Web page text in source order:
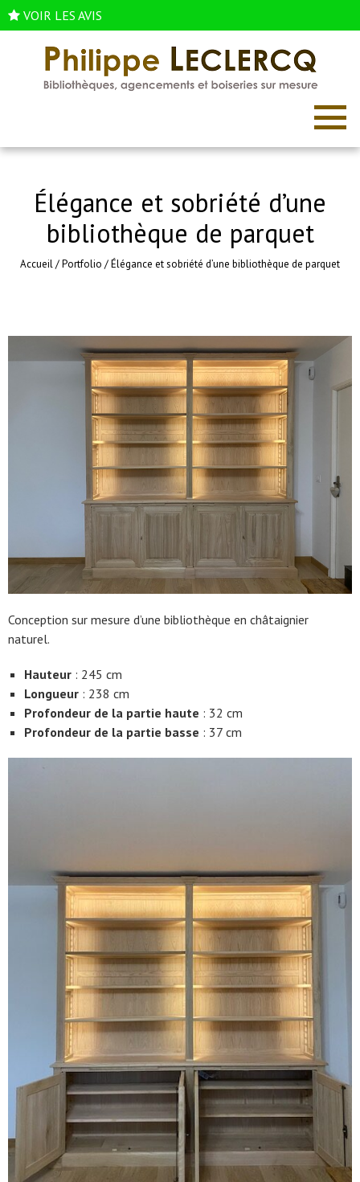
VOIR LES AVIS
Élégance et sobriété d’une
bibliothèque de parquet
Accueil/Portfolio /Élégance et sobriété d’une bibliothèque de parquet
Conception sur mesure d’une bibliothèque en châtaignier
naturel.
Hauteur : 245 cm
Longueur : 238 cm
Profondeur de la partie haute : 32 cm
Profondeur de la partie basse : 37 cm